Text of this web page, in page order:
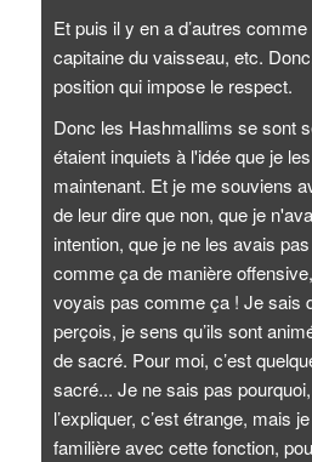
Et puis il y en a d’autres
capitaine du vaisseau, etc.
position qui impose le respect.
Donc les Hashmallims se sont
étaient inquiets à l'idée que je
maintenant. Et je me souviens
de leur dire que non, que je
intention, que je ne les avais
comme ça de manière
voyais pas comme ça ! Je sais
perçois, je sens qu’ils sont
de sacré. Pour moi, c’est
sacré... Je ne sais pas
l’expliquer, c’est étrange, mais
familière avec cette fonction,